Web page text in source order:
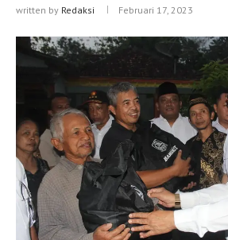
written by Redaksi Februari 17, 2023